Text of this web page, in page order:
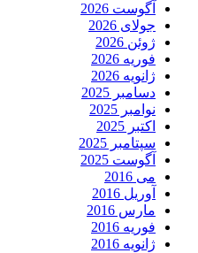
آگوست 2026
جولای 2026
ژوئن 2026
فوریه 2026
ژانویه 2026
دسامبر 2025
نوامبر 2025
اکتبر 2025
سپتامبر 2025
آگوست 2025
می 2016
آوریل 2016
مارس 2016
فوریه 2016
ژانویه 2016